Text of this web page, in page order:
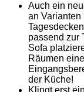
Auch ein
an Varianten
passend zur
Sofa
Räumen
der Küche!